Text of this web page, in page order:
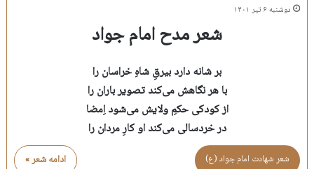
دوشنبه ۶ تیر ۱۴۰۱
شعر مدح امام جواد
بر شانه دارد بیرقِ شاهِ خراسان را
با هر نگاهش می‌کند تصویر باران را
از کودکی حکمِ ولایش می‌شود اِمضا
در خردسالی می‌کند او کارِ مردان را
ادامه شعر » شعر شهادت امام جواد (ع)